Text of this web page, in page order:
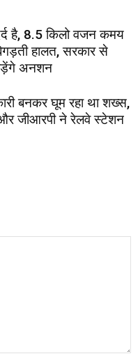
है, 8.5 किलो वजन कमय
हालत, सरकार से
अनशन
बनकर घूम रहा था शख्स,
जीआरपी ने रेलवे स्टेशन